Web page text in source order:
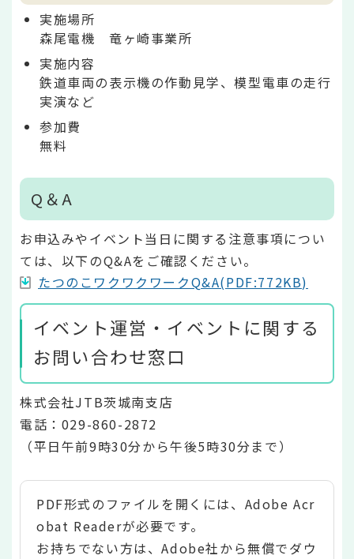
実施場所
森尾電機 竜ヶ崎事業所
実施内容
鉄道車両の表示機の作動見学、模型電車の走行
実演など
参加費
無料
Q＆A
お申込みやイベント当日に関する注意事項につい
ては、以下のQ&Aをご確認ください。
たつのこワクワクワークQ&A(PDF:772KB)
イベント運営・イベントに関する
お問い合わせ窓口
株式会社JTB茨城南支店
電話：029-860-2872
（平日午前9時30分から午後5時30分まで）
PDF形式のファイルを開くには、Adobe Acr
obat Readerが必要です。
お持ちでない方は、Adobe社から無償でダウ